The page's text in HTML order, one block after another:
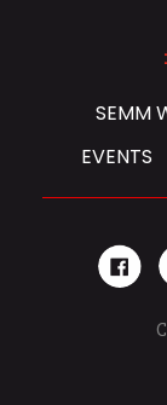
SEMM
EVENTS